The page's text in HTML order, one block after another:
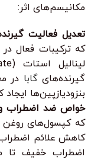
مکانیسم‌های اثر:
تعدیل فعالیت
که ترکیبات فعال در
گیرنده‌هایگابا در
بنزودیازپین‌ها
خواص ضد اضطراب
که کپسول‌های روغن
کاهش علائم
اضطراب خفیف تا